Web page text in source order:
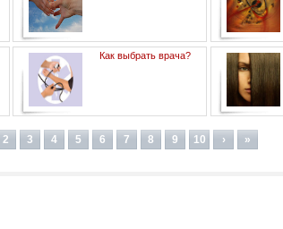
Как выбрать врача?
2 3 4 5 6 7 8 9 10 › »